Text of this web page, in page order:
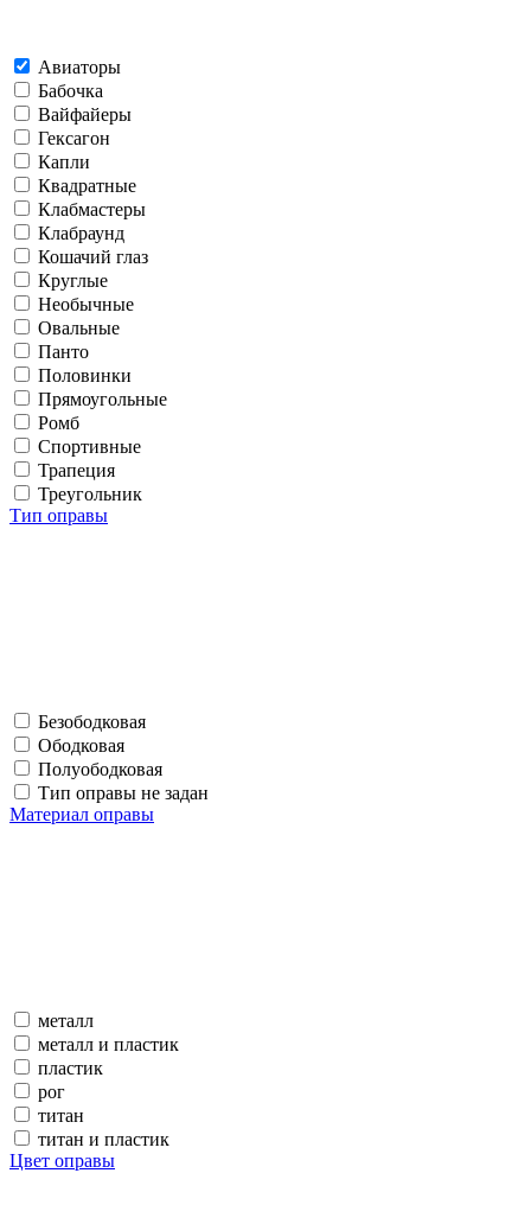
Авиаторы
Бабочка
Вайфайеры
Гексагон
Капли
Квадратные
Клабмастеры
Клабраунд
Кошачий глаз
Круглые
Необычные
Овальные
Панто
Половинки
Прямоугольные
Ромб
Спортивные
Трапеция
Треугольник
Тип оправы
Безободковая
Ободковая
Полуободковая
Тип оправы не задан
Материал оправы
металл
металл и пластик
пластик
рог
титан
титан и пластик
Цвет оправы